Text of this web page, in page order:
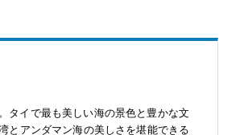
タイで最も美しい海の景色と豊かな文
とアンダマン海の美しさを堪能できる